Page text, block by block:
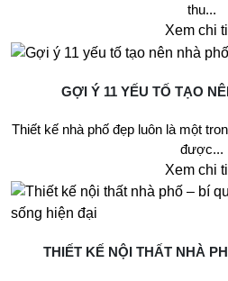
thu...
Xem chi
GỢI Ý 11 YẾU TỐ TẠO
Thiết kế nhà phố đẹp luôn là một
được...
Xem chi
THIẾT KẾ NỘI THẤT NHÀ